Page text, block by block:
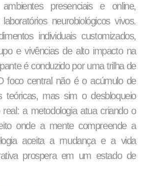
presenciais e online,
neurobiológicos vivos.
individuais customizados,
e vivências de alto impacto na
é conduzido por uma trilha de
foco central não é o acúmulo de
teóricas, mas sim o desbloqueio
real: a metodologia atua criando o
onde a mente compreende a
aceita a mudança e a vida
prospera em um estado de